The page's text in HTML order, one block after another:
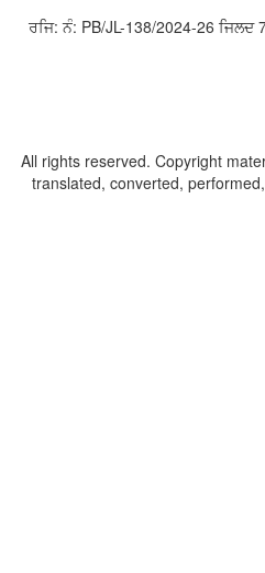
ਰਜਿ: ਨੰ: PB/JL-138/2024-26
All rights reserved. Copyright
translated, converted,